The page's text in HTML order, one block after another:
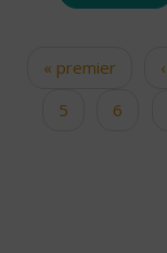
Pages« premier
5
6